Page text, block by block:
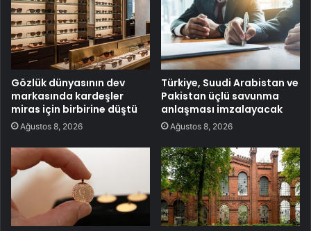
Gözlük dünyasının dev
markasında kardeşler
miras için birbirine düştü
Ağustos 8, 2026
Türkiye, Suudi Arabistan ve
Pakistan üçlü savunma
anlaşması imzalayacak
Ağustos 8, 2026